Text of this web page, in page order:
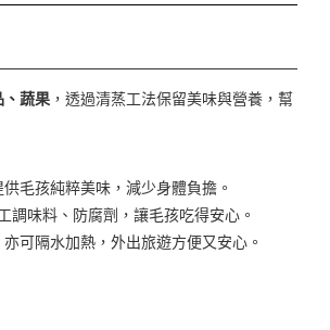
、蔬果，透過清蒸工法保留美味與營養，幫
毛孩純粹美味，減少身體負擔。
調味料、防腐劑，讓毛孩吃得安心。
可隔水加熱，外出旅遊方便又安心。